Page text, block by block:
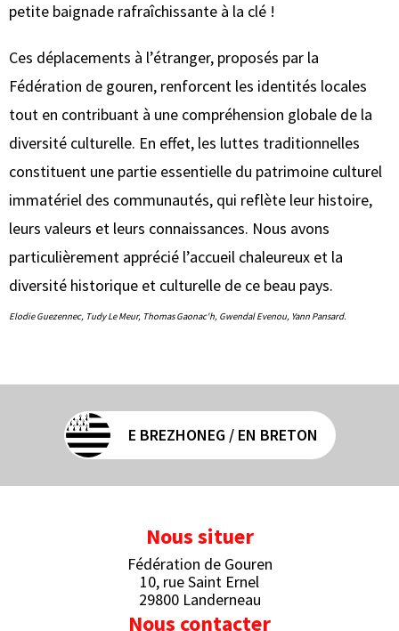
petite baignade rafraîchissante à la clé !
Ces déplacements à l’étranger, proposés par la
Fédération de gouren, renforcent les identités locales
tout en contribuant à une compréhension globale de la
diversité culturelle. En effet, les luttes traditionnelles
constituent une partie essentielle du patrimoine culturel
immatériel des communautés, qui reflète leur histoire,
leurs valeurs et leurs connaissances. Nous avons
particulièrement apprécié l’accueil chaleureux et la
diversité historique et culturelle de ce beau pays.
Elodie Guezennec, Tudy Le Meur, Thomas Gaonac'h, Gwendal Evenou, Yann Pansard.
E BREZHONEG / EN BRETON
Nous situer
Fédération de Gouren
10, rue Saint Ernel
29800 Landerneau
Nous contacter